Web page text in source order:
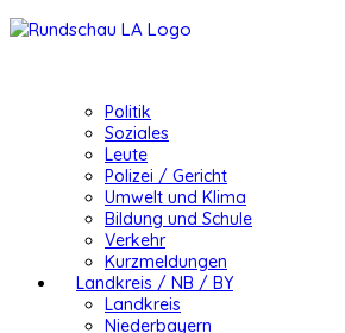
Politik
Soziales
Leute
Polizei / Gericht
Umwelt und Klima
Bildung und Schule
Verkehr
Kurzmeldungen
Landkreis / NB / BY
Landkreis
Niederbayern